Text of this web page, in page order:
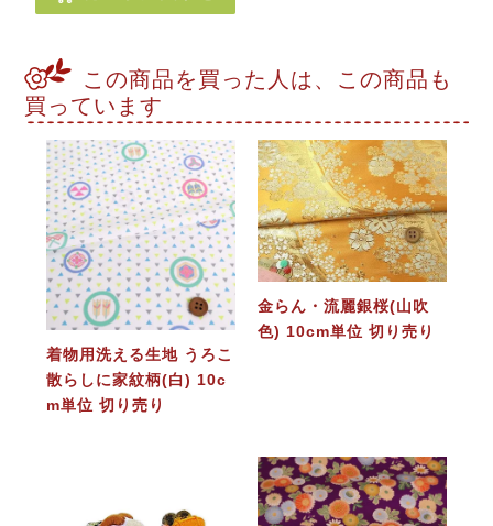
この商品を買った人は、この商品も
買っています
着物用洗える生地 うろこ
散らしに家紋柄(白) 10c
m単位 切り売り
金らん・流麗銀桜(山吹
色) 10cm単位 切り売り